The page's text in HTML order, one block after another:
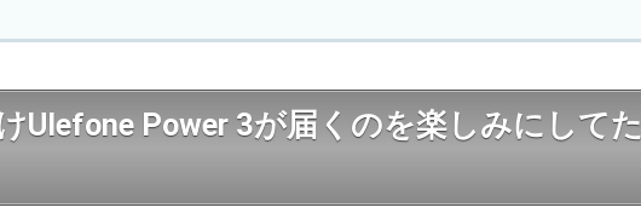
Ulefone Power 3が届くのを楽しみにしてた